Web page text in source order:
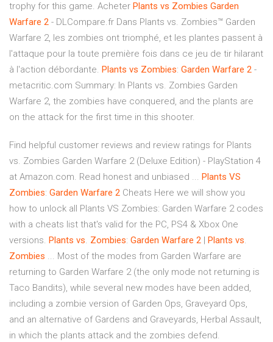
trophy for this game. Acheter Plants vs Zombies Garden
Warfare 2 - DLCompare.fr Dans Plants vs. Zombies™ Garden
Warfare 2, les zombies ont triomphé, et les plantes passent à
l'attaque pour la toute première fois dans ce jeu de tir hilarant
à l'action débordante. Plants vs Zombies: Garden Warfare 2 -
metacritic.com Summary: In Plants vs. Zombies Garden
Warfare 2, the zombies have conquered, and the plants are
on the attack for the first time in this shooter.
Find helpful customer reviews and review ratings for Plants
vs. Zombies Garden Warfare 2 (Deluxe Edition) - PlayStation 4
at Amazon.com. Read honest and unbiased ... Plants VS
Zombies: Garden Warfare 2 Cheats Here we will show you
how to unlock all Plants VS Zombies: Garden Warfare 2 codes
with a cheats list that's valid for the PC, PS4 & Xbox One
versions. Plants vs. Zombies: Garden Warfare 2 Plants vs.
Zombies ... Most of the modes from Garden Warfare are
returning to Garden Warfare 2 (the only mode not returning is
Taco Bandits), while several new modes have been added,
including a zombie version of Garden Ops, Graveyard Ops,
and an alternative of Gardens and Graveyards, Herbal Assault,
in which the plants attack and the zombies defend.